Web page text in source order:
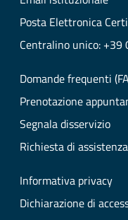
Posta Elettronica
Centralino unico:
Domande frequenti
Prenotazione
Segnala disservizio
Richiesta di assistenza
Informativa privacy
Dichiarazione di